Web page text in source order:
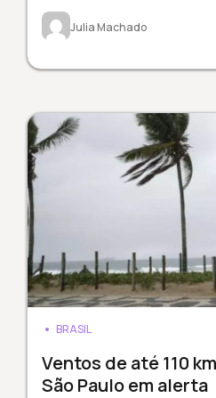
Julia Machado
BRASIL
Ventos de até 110
São Paulo em alerta